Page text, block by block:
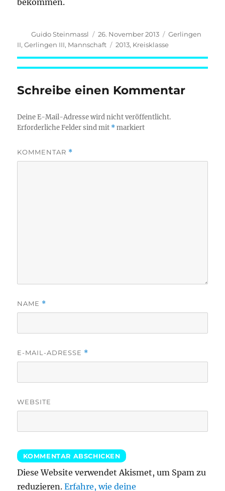
bekommen.
Autor
Guido Steinmassl
Veröffentlicht
am
26. November 2013 Kategorien
Gerlingen
II,Gerlingen III, Mannschaft Schlagwörter
2013, Kreisklasse
Schreibe einen Kommentar
Deine E-Mail-Adresse wird nicht veröffentlicht.
Erforderliche Felder sind mit *markiert
KOMMENTAR *
NAME *
E-MAIL-ADRESSE *
WEBSITE
Diese Website verwendet Akismet, um Spam zu
reduzieren.Erfahre, wie deine